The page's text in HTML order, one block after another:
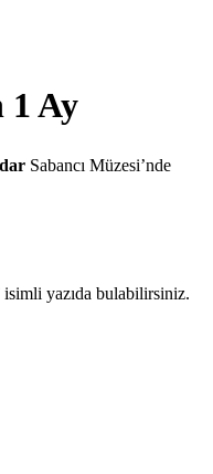
Ay
Sabancı Müzesi’nde
isimli yazıda bulabilirsiniz.